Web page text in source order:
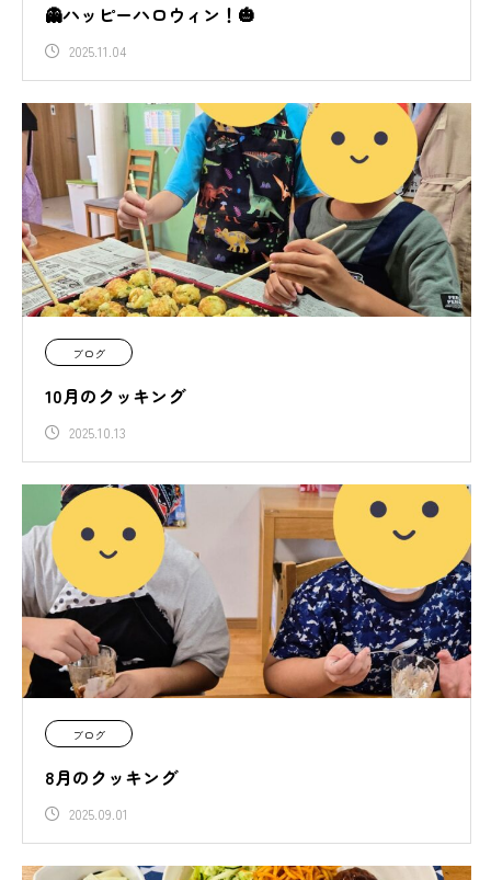
👻ハッピーハロウィン！🎃
2025.11.04
ブログ
10月のクッキング
2025.10.13
ブログ
8月のクッキング
2025.09.01